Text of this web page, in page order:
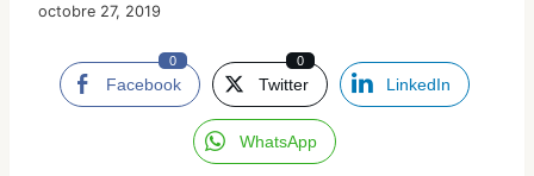
octobre 27, 2019
Facebook
0
Twitter
0
LinkedIn
WhatsApp